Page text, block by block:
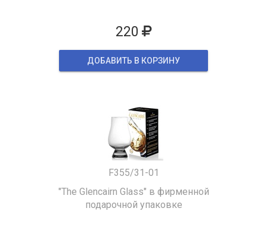
220
ДОБАВИТЬ В КОРЗИНУ
F355/31-01
"The Glencairn Glass" в фирменной
подарочной упаковке